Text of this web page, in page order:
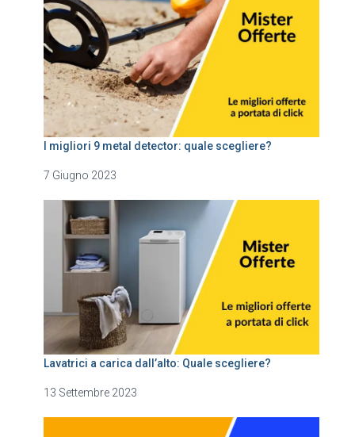
I migliori 9 metal detector: quale scegliere?
7 Giugno 2023
Lavatrici a carica dall’alto: Quale scegliere?
13 Settembre 2023